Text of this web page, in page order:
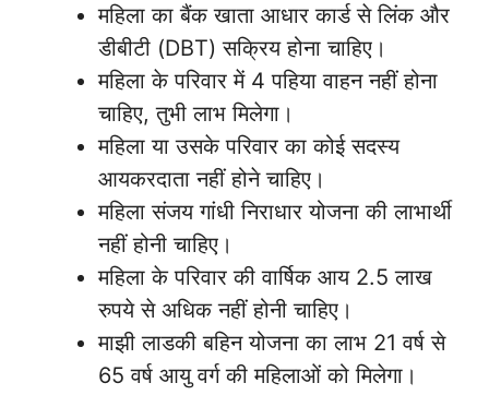
महिला का बैंक खाता आधार कार्ड से लिंक और
डीबीटी (DBT) सक्रिय होना चाहिए।
महिला के परिवार में 4 पहिया वाहन नहीं होना
चाहिए, तुभी लाभ मिलेगा।
महिला या उसके परिवार का कोई सदस्य
आयकरदाता नहीं होने चाहिए।
महिला संजय गांधी निराधार योजना की लाभार्थी
नहीं होनी चाहिए।
महिला के परिवार की वार्षिक आय 2.5 लाख
रुपये से अधिक नहीं होनी चाहिए।
माझी लाडकी बहिन योजना का लाभ 21 वर्ष से
65 वर्ष आयु वर्ग की महिलाओं को मिलेगा।